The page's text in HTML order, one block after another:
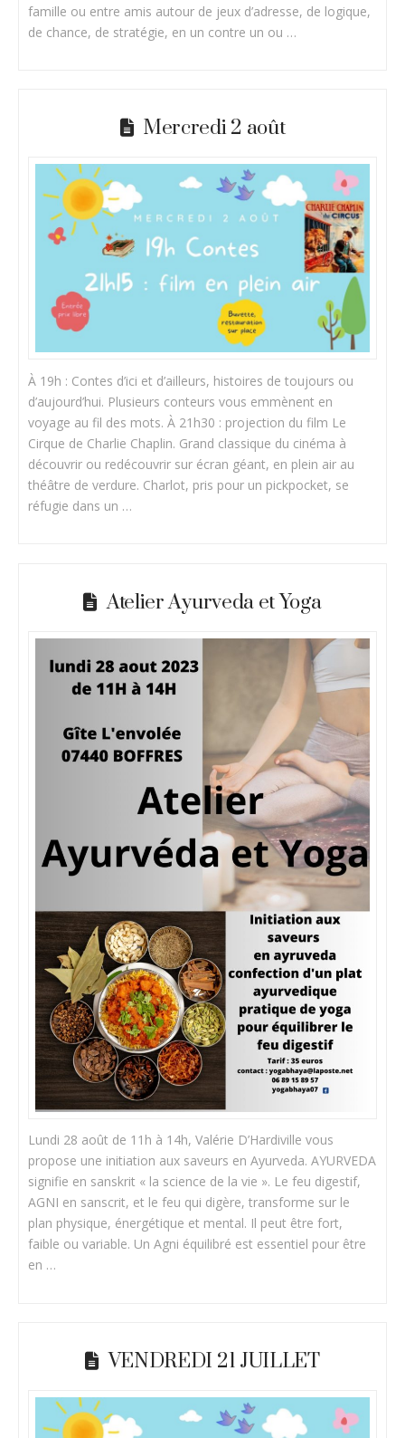
famille ou entre amis autour de jeux d’adresse, de logique,
de chance, de stratégie, en un contre un ou …
Mercredi 2 août
À 19h : Contes d’ici et d’ailleurs, histoires de toujours ou
d’aujourd’hui. Plusieurs conteurs vous emmènent en
voyage au fil des mots. À 21h30 : projection du film Le
Cirque de Charlie Chaplin. Grand classique du cinéma à
découvrir ou redécouvrir sur écran géant, en plein air au
théâtre de verdure. Charlot, pris pour un pickpocket, se
réfugie dans un …
Atelier Ayurveda et Yoga
Lundi 28 août de 11h à 14h, Valérie D’Hardiville vous
propose une initiation aux saveurs en Ayurveda. AYURVEDA
signifie en sanskrit « la science de la vie ». Le feu digestif,
AGNI en sanscrit, et le feu qui digère, transforme sur le
plan physique, énergétique et mental. Il peut être fort,
faible ou variable. Un Agni équilibré est essentiel pour être
en …
VENDREDI 21 JUILLET